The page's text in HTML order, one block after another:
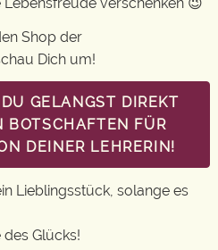
Lebensfreude verschenken 😉
Shop der
Dich um!
GELANGST DIREKT
BOTSCHAFTEN FÜR
DEINER LEHRERIN!
Lieblingsstück, solange es
Glücks!